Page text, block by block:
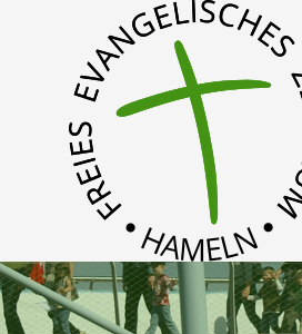
FEZ
Freies Evangelisches Zentrum in Hameln